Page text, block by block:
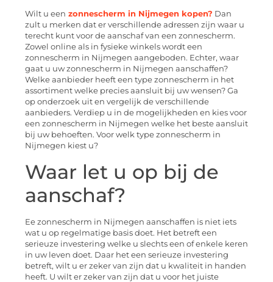
Wilt u een zonnescherm in Nijmegen kopen? Dan
zult u merken dat er verschillende adressen zijn waar u
terecht kunt voor de aanschaf van een zonnescherm.
Zowel online als in fysieke winkels wordt een
zonnescherm in Nijmegen aangeboden. Echter, waar
gaat u uw zonnescherm in Nijmegen aanschaffen?
Welke aanbieder heeft een type zonnescherm in het
assortiment welke precies aansluit bij uw wensen? Ga
op onderzoek uit en vergelijk de verschillende
aanbieders. Verdiep u in de mogelijkheden en kies voor
een zonnescherm in Nijmegen welke het beste aansluit
bij uw behoeften. Voor welk type zonnescherm in
Nijmegen kiest u?
Waar let u op bij de
aanschaf?
Ee zonnescherm in Nijmegen aanschaffen is niet iets
wat u op regelmatige basis doet. Het betreft een
serieuze investering welke u slechts een of enkele keren
in uw leven doet. Daar het een serieuze investering
betreft, wilt u er zeker van zijn dat u kwaliteit in handen
heeft. U wilt er zeker van zijn dat u voor het juiste